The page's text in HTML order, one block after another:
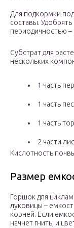
Для подкормки
составы.
периодичностью –
Субстрат для
нескольких
1 часть
1 часть
1 часть
2 части
Кислотность
Размер
Горшок для
луковицы –
корней. Если
начнет гнить, и